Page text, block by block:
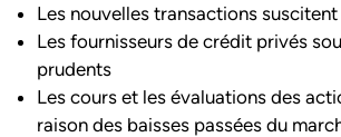
Les nouvelles transactions
Les fournisseurs de crédit privés
prudents
Les cours et les évaluations des
raison des baisses passées du